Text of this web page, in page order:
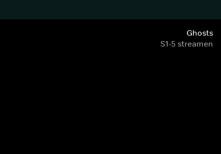
Ghosts
S1-5 streamen